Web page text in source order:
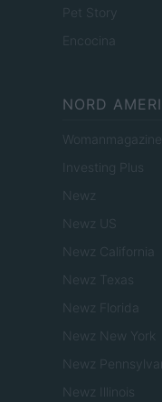
Pet Story
Encocina
NORD
Womanmagazine
Investing Plus
Newz
Newz US
Newz California
Newz Texas
Newz Florida
Newz New York
Newz
Newz Illinois